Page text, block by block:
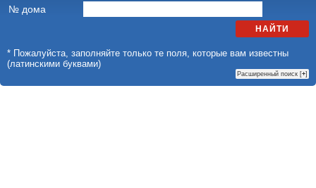
№ дома
НАЙТИ
* Пожалуйста, заполняйте только те поля, которые вам известны
(латинскими буквами)
Расширенный поиск [+]